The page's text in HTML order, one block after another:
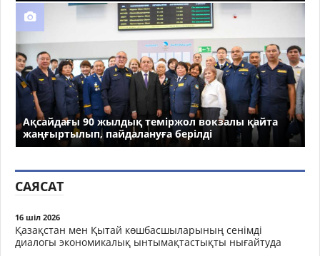
Ақсайдағы 90 жылдық теміржол вокзалы қайта
жаңғыртылып, пайдалануға берілді
САЯСАТ
16 шіл 2026
Қазақстан мен Қытай көшбасшыларының сенімді
диалогы экономикалық ынтымақтастықты нығайтуда